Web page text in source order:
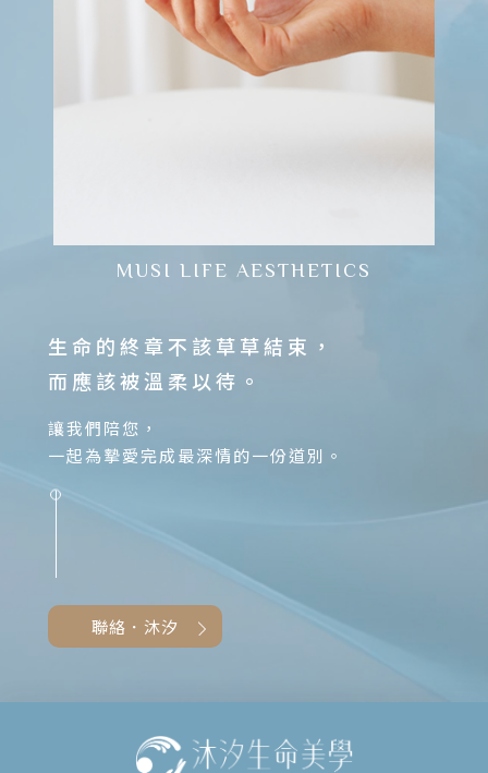
生命的終章不該草草結束，
而應該被溫柔以待。
讓我們陪您，
一起為摯愛完成最深情的一份道別。
聯絡．沐汐
MUSI LIFE AESTHETICS